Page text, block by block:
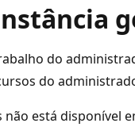
do
do
está disponível